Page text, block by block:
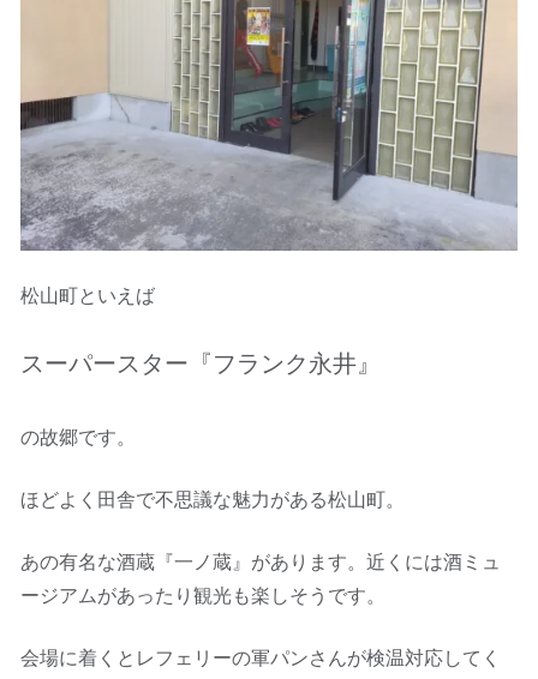
松山町といえば
スーパースター『フランク永井』
の故郷です。
ほどよく田舎で不思議な魅力がある松山町。
あの有名な酒蔵『一ノ蔵』があります。近くには酒ミュ
ージアムがあったり観光も楽しそうです。
会場に着くとレフェリーの軍パンさんが検温対応してく